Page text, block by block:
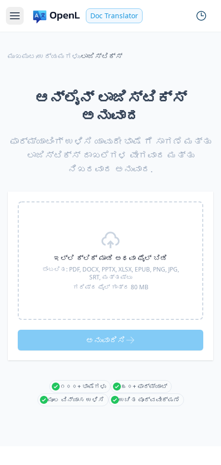
Doc Translator
ಮುಖಪುಟ ›ಉದ್ಯಮಗಳು›ಲಾಜಿಸ್ಟಿಕ್ಸ್
ಆನ್‌ಲೈನ್ ಲಾಜಿಸ್ಟಿಕ್ಸ್
ಅನುವಾದ
ಫಾರ್ಮ್ಯಾಟಿಂಗ್ ಉಳಿಸಿ ಯಾವುದೇ ಭಾಷೆ ಗೆ ಸಾಗಣೆ ಮತ್ತು
ಲಾಜಿಸ್ಟಿಕ್ಸ್ ದಾಖಲೆಗಳ ವೇಗವಾದ ಮತ್ತು
ನಿಖರವಾದ ಅನುವಾದ.
ಇಲ್ಲಿ ಕ್ಲಿಕ್ ಮಾಡಿ ಅಥವಾ ಫೈಲ್ ಬಿಡಿ
ಬೆಂಬಲಿತ: PDF, DOCX, PPTX, XLSX, EPUB, PNG, JPG,
SRT, ಮತ್ತಷ್ಟು
ಗರಿಷ್ಠ ಫೈಲ್ ಗಾತ್ರ 80 MB
ಅನುವಾದಿಸಿ
೧೦೦+ ಭಾಷೆಗಳು
೩೦+ ಫಾರ್ಮ್ಯಾಟ್
ಮೂಲ ವಿನ್ಯಾಸ ಉಳಿಸಿ
ಉಚಿತ ಪೂರ್ವವೀಕ್ಷಣೆ